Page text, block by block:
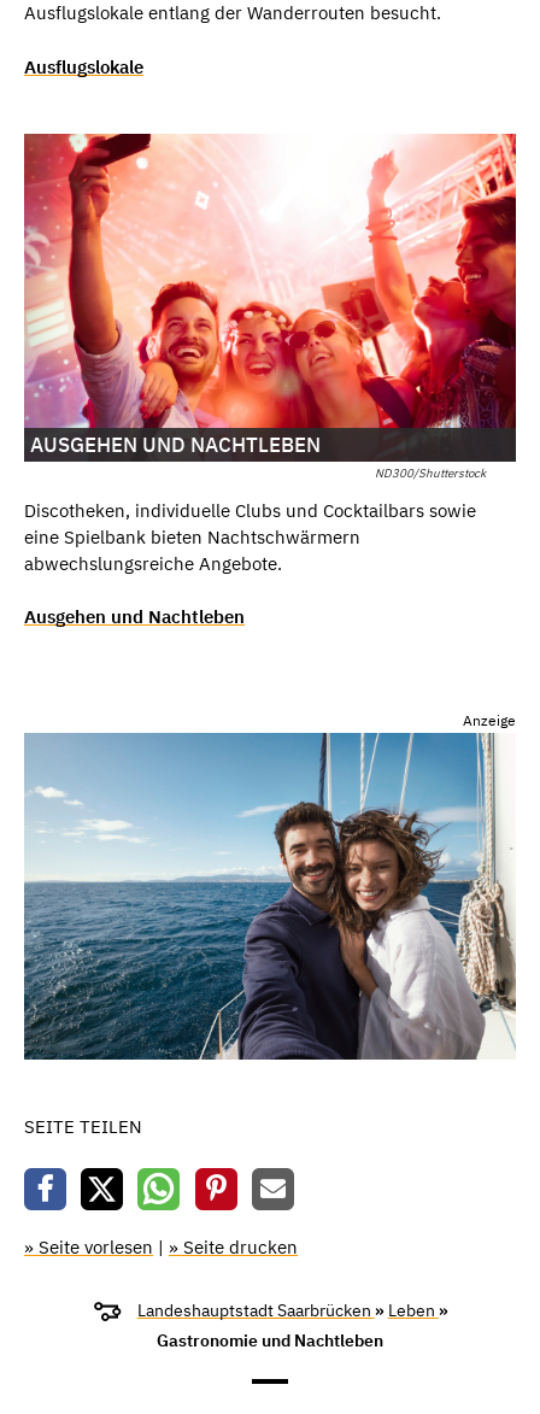
Ausflugslokale entlang der Wanderrouten besucht.
Ausflugslokale
ND300/Shutterstock
AUSGEHEN UND NACHTLEBEN
Discotheken, individuelle Clubs und Cocktailbars sowie
eine Spielbank bieten Nachtschwärmern
abwechslungsreiche Angebote.
Ausgehen und Nachtleben
Anzeige
SEITE TEILEN
» Seite vorlesen | » Seite drucken
Landeshauptstadt Saarbrücken » Leben »
Gastronomie und Nachtleben